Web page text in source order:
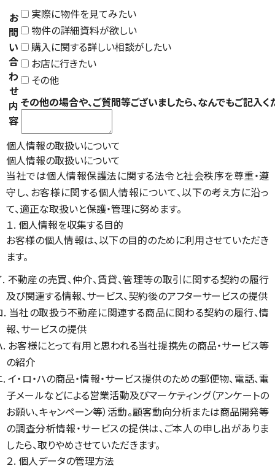
お
問
い
合
わ
せ
内
容
実際に物件を見てみたい
物件の詳細資料が欲しい
購入に関する詳しい相談がしたい
お店に行きたい
その他
その他の場合や、ご質問等ございましたら、なんでもご記入く
個人情報の取扱いについて
個人情報の取扱いについて
当社では個人情報保護法に関する法令と社会秩序を尊重・遵
守し、お客様に関する個人情報について、以下の考え方に沿っ
て、適正な取扱いと保護・管理に努めます。
１. 個人情報を収集する目的
お客様の個人情報は、以下の目的のために利用させていただき
ます。
. 不動産の売買、仲介、賃貸、管理等の取引に関する契約の履行
及び関連する情報、サービス、契約後のアフターサービスの提供
. 当社の取扱う不動産に関連する商品に関わる契約の履行、情
報、サービスの提供
. お客様にとって有用と思われる当社提携先の商品・サービス等
の紹介
. イ・ロ・ハの商品・情報・サービス提供のための郵便物、電話、電
子メールなどによる営業活動及びマーケティング（アンケートの
お願い、キャンペーン等）活動。顧客動向分析または商品開発等
の調査分析情報・サービスの提供は、ご本人の申し出がありま
したら、取りやめさせていただきます。
２. 個人データの管理方法